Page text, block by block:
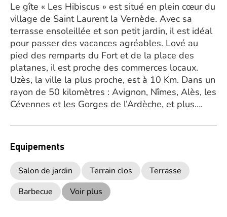
Le gîte « Les Hibiscus » est situé en plein cœur du
village de Saint Laurent la Vernède. Avec sa
terrasse ensoleillée et son petit jardin, il est idéal
pour passer des vacances agréables. Lové au
pied des remparts du Fort et de la place des
platanes, il est proche des commerces locaux.
Uzès, la ville la plus proche, est à 10 Km. Dans un
rayon de 50 kilomètres : Avignon, Nîmes, Alès, les
Cévennes et les Gorges de l’Ardèche, et plus….
Equipements
Salon de jardin Terrain clos
Terrasse
Barbecue
Voir plus